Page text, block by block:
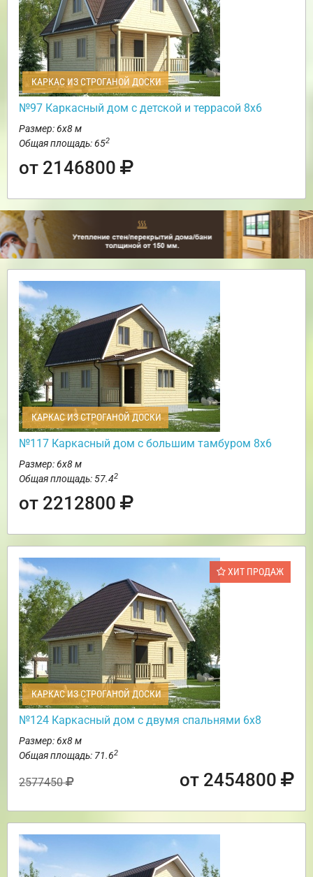
КАРКАС ИЗ СТРОГАНОЙ ДОСКИ
№97 Каркасный дом с детской и террасой 8х6
Размер: 6х8 м
Общая площадь: 652
от 2146800
КАРКАС ИЗ СТРОГАНОЙ ДОСКИ
№117 Каркасный дом с большим тамбуром 8х6
Размер: 6х8 м
Общая площадь: 57.42
от 2212800
ХИТ ПРОДАЖ
КАРКАС ИЗ СТРОГАНОЙ ДОСКИ
№124 Каркасный дом с двумя спальнями 6х8
Размер: 6х8 м
Общая площадь: 71.62
2577450 от 2454800